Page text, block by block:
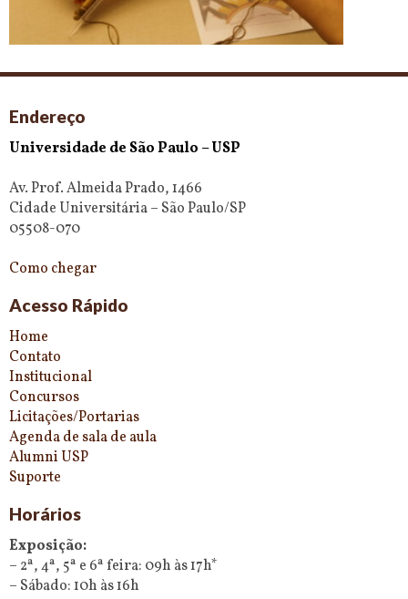
Endereço
Universidade de São Paulo – USP
Av. Prof. Almeida Prado, 1466
Cidade Universitária – São Paulo/SP
05508-070
Como chegar
Acesso Rápido
Home
Contato
Institucional
Concursos
Licitações/Portarias
Agenda de sala de aula
Alumni USP
Suporte
Horários
Exposição:
– 2ª, 4ª, 5ª e 6ª feira: 09h às 17h*
– Sábado: 10h às 16h